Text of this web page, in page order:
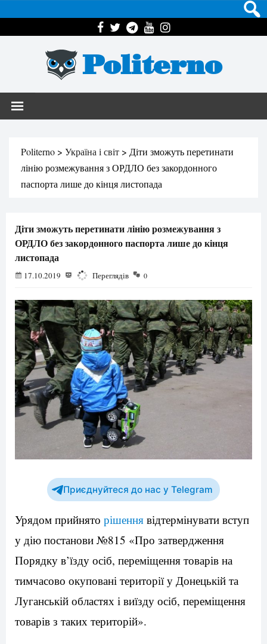
Politerno
Politerno > Україна і світ > Діти зможуть перетинати
лінію розмежування з ОРДЛО без закордонного
паспорта лише до кінця листопада
Діти зможуть перетинати лінію розмежування з
ОРДЛО без закордонного паспорта лише до кінця
листопада
17.10.2019 1240 Переглядів 0
Приєднуйтеся до нас у Telegram
Урядом прийнято рішення відтермінувати вступ
у дію постанови №815 «Про затвердження
Порядку в’їзду осіб, переміщення товарів на
тимчасово окуповані території у Донецькій та
Луганській областях і виїзду осіб, переміщення
товарів з таких територій».